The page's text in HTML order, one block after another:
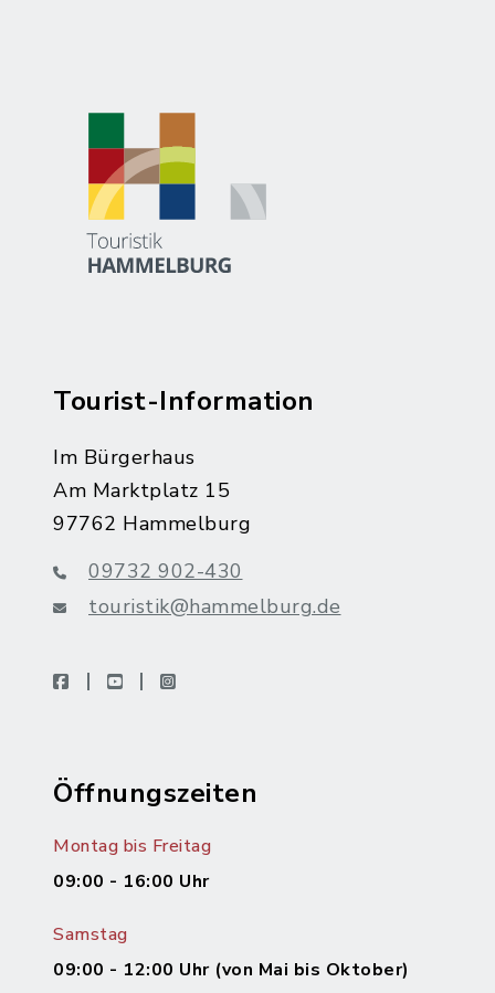
Tourist-Information
Im Bürgerhaus
Am Marktplatz 15
97762 Hammelburg
09732 902-430
touristik@hammelburg.de
facebookyoutubeinstagram
Öffnungszeiten
Montag bis Freitag
09:00 - 16:00 Uhr
Samstag
09:00 - 12:00 Uhr (von Mai bis Oktober)